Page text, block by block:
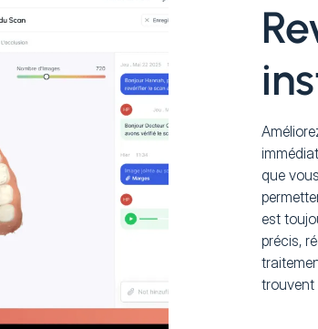
que
est
précis,
trouvent